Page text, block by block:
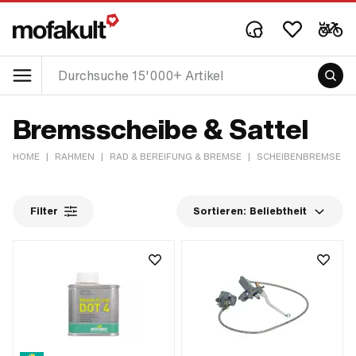
Bremsscheibe & Sattel
HOME | RAHMEN | RAD & BEREIFUNG & BREMSE | SCHEIBENBREMSE
Filter Sortieren: Beliebtheit